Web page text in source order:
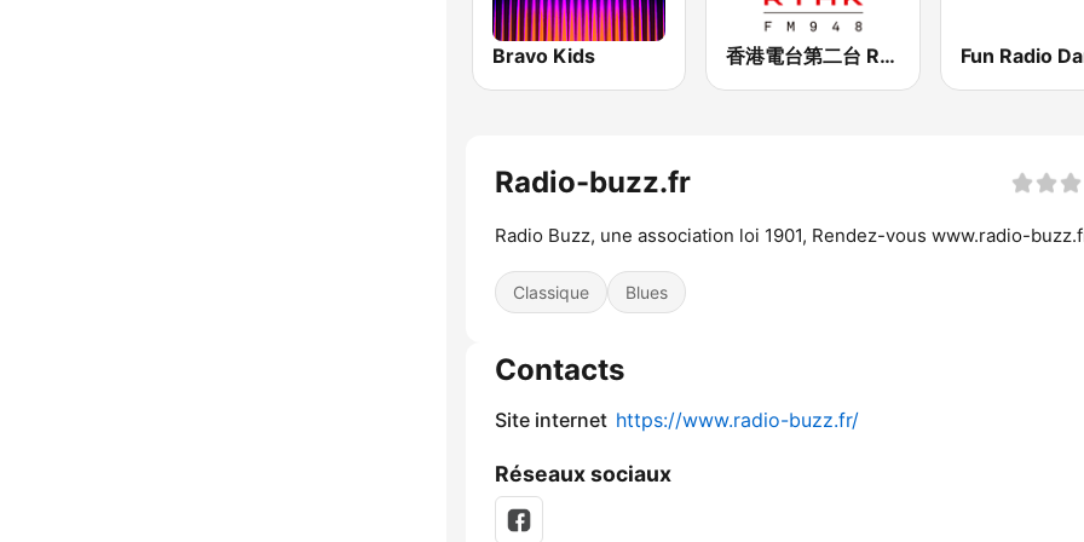
Bravo Kids 香港電台第二台 RTHK Radio 2 Fun Radio
Radio-buzz.fr
Radio Buzz, une association loi 1901, Rendez-vous www.radio-
Classique Blues
Contacts
Site internet https://www.radio-buzz.fr/
Réseaux sociaux